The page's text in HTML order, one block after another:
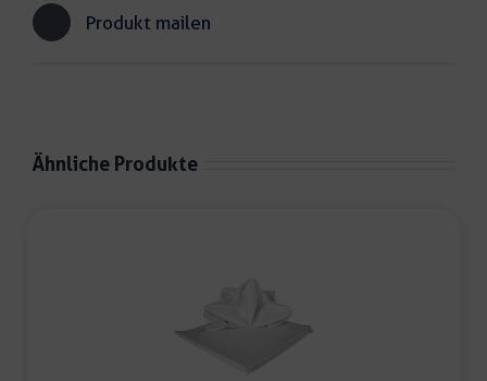
Produkt mailen
Ähnliche Produkte